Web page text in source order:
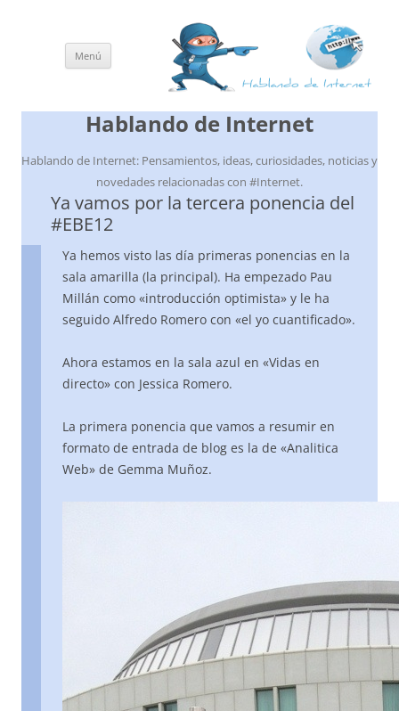
Hablando de Internet
Hablando de Internet: Pensamientos, ideas, curiosidades, noticias y
novedades relacionadas con #Internet.
Menú
Ya vamos por la tercera ponencia del
#EBE12
Ya hemos visto las día primeras ponencias en la
sala amarilla (la principal). Ha empezado Pau
Millán como «introducción optimista» y le ha
seguido Alfredo Romero con «el yo cuantificado».
Ahora estamos en la sala azul en «Vidas en
directo» con Jessica Romero.
La primera ponencia que vamos a resumir en
formato de entrada de blog es la de «Analitica
Web» de Gemma Muñoz.